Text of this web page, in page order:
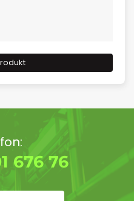
676 76